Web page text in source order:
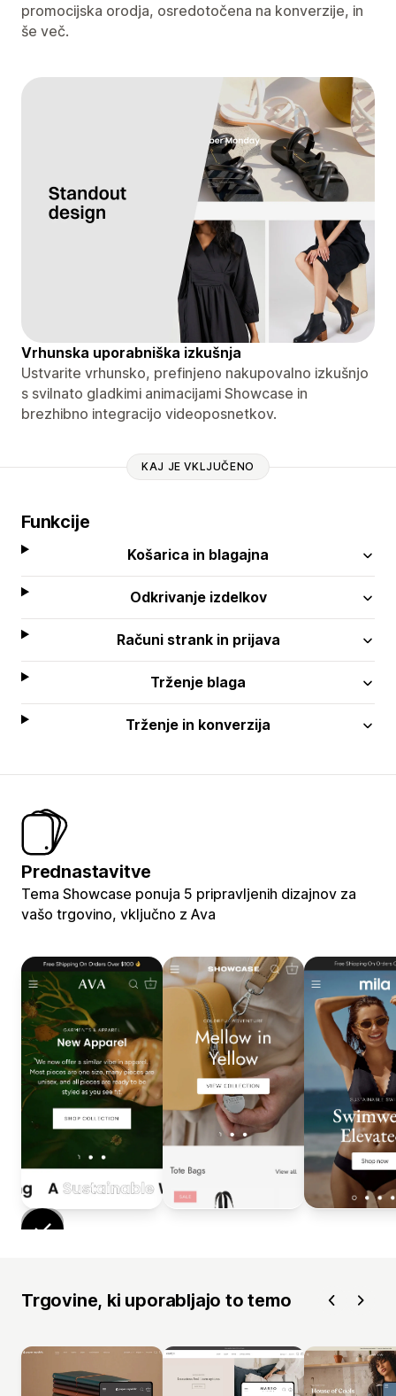
promocijska orodja, osredotočena na konverzije, in
še več.
Vrhunska uporabniška izkušnja
Ustvarite vrhunsko, prefinjeno nakupovalno izkušnjo
s svilnato gladkimi animacijami Showcase in
brezhibno integracijo videoposnetkov.
KAJ JE VKLJUČENO
Funkcije
Košarica in blagajna
Odkrivanje izdelkov
Računi strank in prijava
Trženje blaga
Trženje in konverzija
Prednastavitve
Tema Showcase ponuja 5 pripravljenih dizajnov za
vašo trgovino, vključno z Ava
Trgovine, ki uporabljajo to temo